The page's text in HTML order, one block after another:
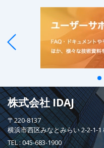
株式会社 IDAJ
〒220-8137
横浜市西区みなとみらい 2-2-1-
TEL :045-683-1900